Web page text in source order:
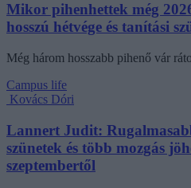
Mikor pihenhettek még
hosszú hétvége és tanítási
Még három hosszabb pihenő vár
Campus life
Kovács Dóri
Lannert Judit:
szünetek és több mozgás
szeptembertől